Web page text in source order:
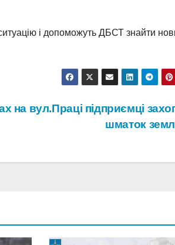
і допоможуть ДБСТ знайти
на вул.Праці підприємці
шматок